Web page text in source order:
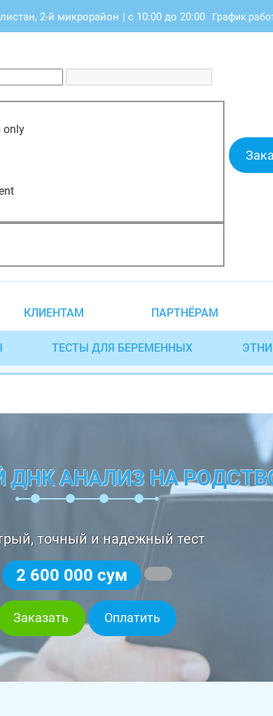
2-й микрорайон | с 10:00 до 20:00 График
only
КЛИЕНТАМ ПАРТНЁРАМ
ТЕСТЫ ДЛЯ БЕРЕМЕННЫХ
ДНК АНАЛИЗ НА
точный и надежный тест
2 600 000 сум
Заказать Оплатить